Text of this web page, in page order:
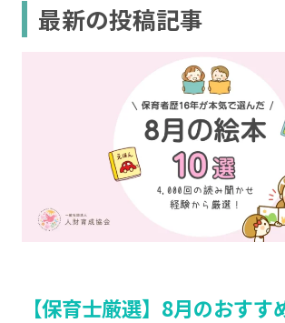
最新の投稿記事
【保育士厳選】8月のおすす